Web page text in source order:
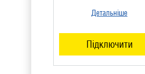
Детальніше
Підключити